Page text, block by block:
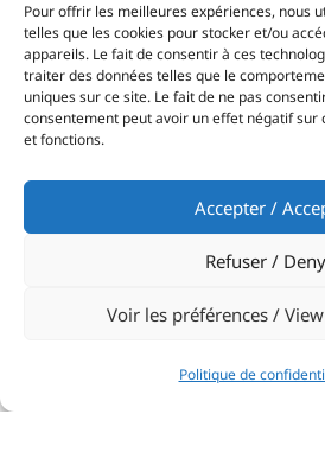
Pour offrir les meilleures expériences, nous
telles que les cookies pour stocker et/ou
appareils. Le fait de consentir à ces
traiter des données telles que le
uniques sur ce site. Le fait de ne pas
consentement peut avoir un effet négatif
et fonctions.
Accepter /
Refuser / Deny
Voir les préférences /
Politique de